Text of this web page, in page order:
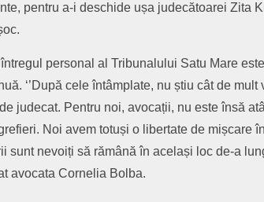
pentru a-i deschide ușa judecătoarei Zita
întregul personal al Tribunalului Satu Mare
‘’După cele întâmplate, nu știu cât de
judecat. Pentru noi, avocații, nu este însă
Noi avem totuși o libertate de mișcare
sunt nevoiți să rămână în același loc de-a
avocata Cornelia Bolba.